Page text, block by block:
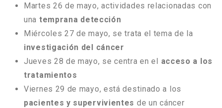
Martes 26 de mayo, actividades relacionadas con
una temprana detección
Miércoles 27 de mayo, se trata el tema de la
investigación del cáncer
Jueves 28 de mayo, se centra en el acceso a los
tratamientos
Viernes 29 de mayo, está destinado a los
pacientes y supervivientes de un cáncer